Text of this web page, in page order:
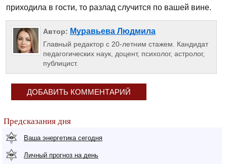
приходила в гости, то разлад случится по вашей вине.
Автор: Муравьева Людмила
Главный редактор с 20-летним стажем. Кандидат
педагогических наук, доцент, психолог, астролог,
публицист.
ДОБАВИТЬ КОММЕНТАРИЙ
Предсказания дня
Ваша энергетика сегодня
Личный прогноз на день